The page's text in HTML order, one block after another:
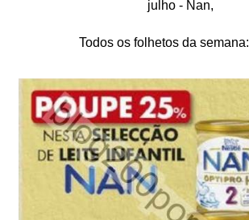
julho - Nan,
Todos os folhetos da semana: